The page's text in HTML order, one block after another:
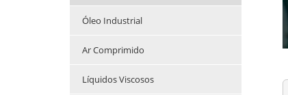
Óleo Industrial
Ar Comprimido
Líquidos Viscosos